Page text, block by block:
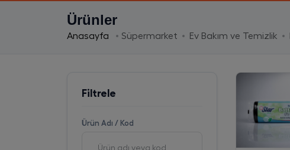
Ürünler
Anasayfa Süpermarket Ev Bakım ve Temizlik
Filtrele
Ürün Adı / Kod